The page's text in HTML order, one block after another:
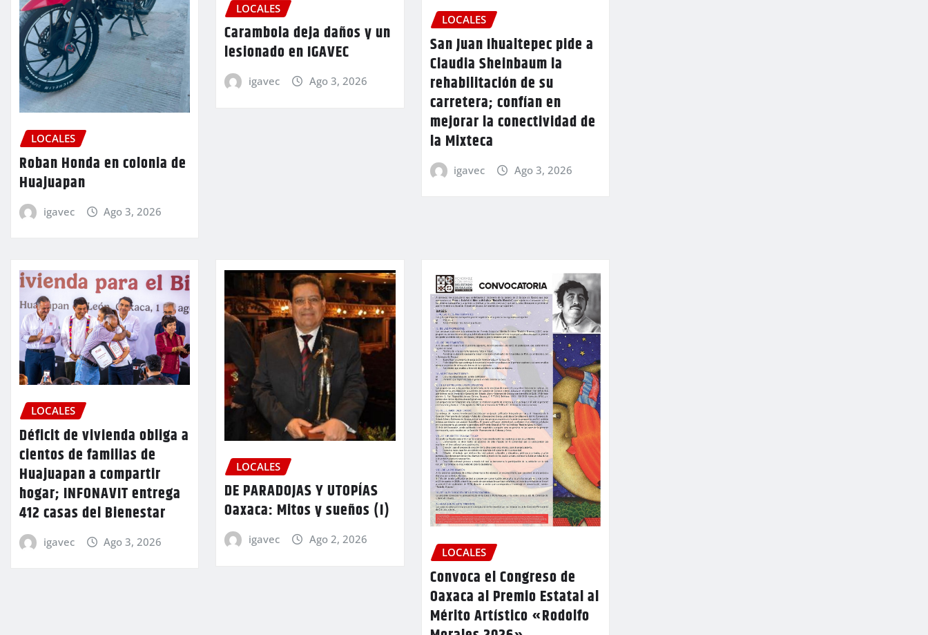
LOCALES
Roban Honda en colonia de
Huajuapan
igavec Ago 3, 2026
LOCALES
Carambola deja daños y un
lesionado en IGAVEC
igavec Ago 3, 2026
LOCALES
San Juan Ihualtepec pide a
Claudia Sheinbaum la
rehabilitación de su
carretera; confían en
mejorar la conectividad de
la Mixteca
igavec Ago 3, 2026
LOCALES
Déficit de vivienda obliga a
cientos de familias de
Huajuapan a compartir
hogar; INFONAVIT entrega
412 casas del Bienestar
igavec Ago 3, 2026
LOCALES
DE PARADOJAS Y UTOPÍAS
Oaxaca: Mitos y sueños (I)
igavec
Ago 2, 2026
LOCALES
Convoca el Congreso de
Oaxaca al Premio Estatal al
Mérito Artístico «Rodolfo